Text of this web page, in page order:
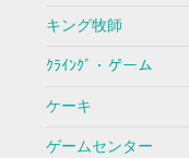
キング牧師
ｸﾗｲﾝｸﾞ・ゲーム
ケーキ
ゲームセンター